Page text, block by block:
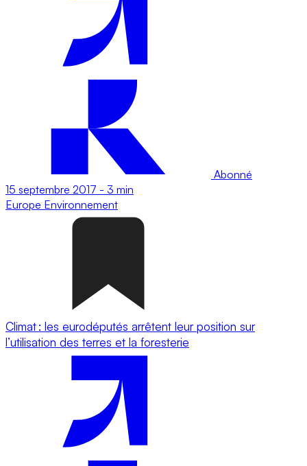
Abonné
15 septembre 2017 - 3 min
Europe Environnement
Climat : les eurodéputés arrêtent leur position sur
l’utilisation des terres et la foresterie